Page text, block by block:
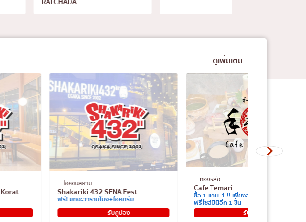
ดูเพิ่มเติม
ทองหล่อ
Cafe Temari
ซื้อ 1 แถม １!! เพียงสั่งเมนูสโนว์เจลาโต้ รับ
ฟรีไซส์มินิอีก 1 ชิ้น
รับคูปอง
ทองหล่อ
Rockmen 69men
ฟรี! ไข่ต้มซีอิ๊ว หรือไข่ต้มสีชมพู
รับคูปอง